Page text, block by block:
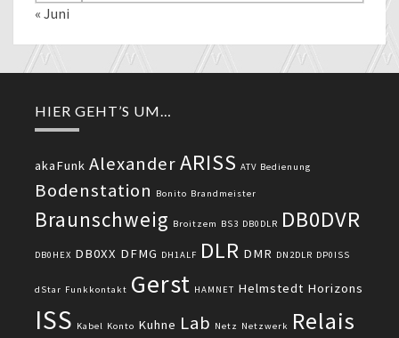
« Juni
HIER GEHT’S UM…
akaFunk AlexanderARISS ATV Bedienung
Bodenstation Bonito Brandmeister
Braunschweig Broitzem BS3 DB0DLR DB0DVR
DB0HEX DB0XX DFMG DH1ALF DLR DMR DN2DLR DP0ISS
dStar Funkkontakt Gerst HAMNET Helmstedt Horizons
ISS Kabel Konto Kuhne Lab Netz Netzwerk Relais